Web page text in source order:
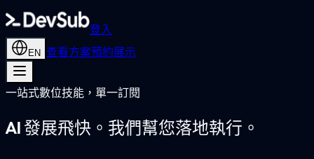
登入
EN 查看方案預約展示
一站式數位技能，單一訂閱
AI發展飛快 。 我們幫您落地執行 。